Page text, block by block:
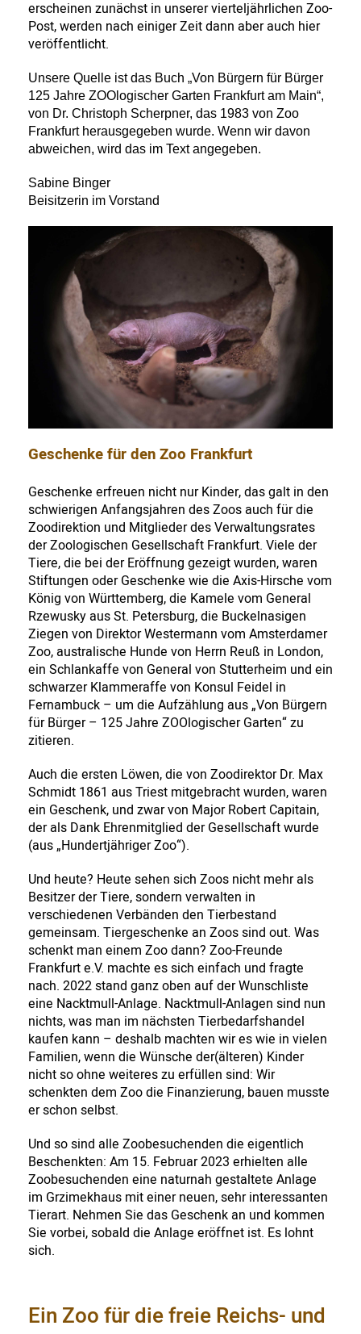
erscheinen zunächst in unserer vierteljährlichen Zoo-
Post, werden nach einiger Zeit dann aber auch hier
veröffentlicht.
Unsere Quelle ist das Buch „Von Bürgern für Bürger
125 Jahre ZOOlogischer Garten Frankfurt am Main“,
von Dr. Christoph Scherpner, das 1983 von Zoo
Frankfurt herausgegeben wurde. Wenn wir davon
abweichen, wird das im Text angegeben.
Sabine Binger
Beisitzerin im Vorstand
Geschenke für den Zoo Frankfurt
Geschenke erfreuen nicht nur Kinder, das galt in den
schwierigen Anfangsjahren des Zoos auch für die
Zoodirektion und Mitglieder des Verwaltungsrates
der Zoologischen Gesellschaft Frankfurt. Viele der
Tiere, die bei der Eröffnung gezeigt wurden, waren
Stiftungen oder Geschenke wie die Axis-Hirsche vom
König von Württemberg, die Kamele vom General
Rzewusky aus St. Petersburg, die Buckelnasigen
Ziegen von Direktor Westermann vom Amsterdamer
Zoo, australische Hunde von Herrn Reuß in London,
ein Schlankaffe von General von Stutterheim und ein
schwarzer Klammeraffe von Konsul Feidel in
Fernambuck – um die Aufzählung aus „Von Bürgern
für Bürger – 125 Jahre ZOOlogischer Garten“ zu
zitieren.
Auch die ersten Löwen, die von Zoodirektor Dr. Max
Schmidt 1861 aus Triest mitgebracht wurden, waren
ein Geschenk, und zwar von Major Robert Capitain,
der als Dank Ehrenmitglied der Gesellschaft wurde
(aus „Hundertjähriger Zoo“).
Und heute? Heute sehen sich Zoos nicht mehr als
Besitzer der Tiere, sondern verwalten in
verschiedenen Verbänden den Tierbestand
gemeinsam. Tiergeschenke an Zoos sind out. Was
schenkt man einem Zoo dann? Zoo-Freunde
Frankfurt e.V. machte es sich einfach und fragte
nach. 2022 stand ganz oben auf der Wunschliste
eine Nacktmull-Anlage. Nacktmull-Anlagen sind nun
nichts, was man im nächsten Tierbedarfshandel
kaufen kann – deshalb machten wir es wie in vielen
Familien, wenn die Wünsche der(älteren) Kinder
nicht so ohne weiteres zu erfüllen sind: Wir
schenkten dem Zoo die Finanzierung, bauen musste
er schon selbst.
Und so sind alle Zoobesuchenden die eigentlich
Beschenkten: Am 15. Februar 2023 erhielten alle
Zoobesuchenden eine naturnah gestaltete Anlage
im Grzimekhaus mit einer neuen, sehr interessanten
Tierart. Nehmen Sie das Geschenk an und kommen
Sie vorbei, sobald die Anlage eröffnet ist. Es lohnt
sich.
Ein Zoo für die freie Reichs- und